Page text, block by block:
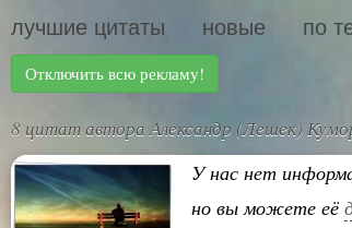
лучшие цитаты новые по
Отключить всю рекламу!
8 цитат автора Александр (Лешек)
У нас нет
но вы можете её